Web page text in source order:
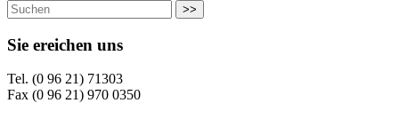
>>
Sie ereichen uns
Tel. (0 96 21) 71303
Fax (0 96 21) 970 0350